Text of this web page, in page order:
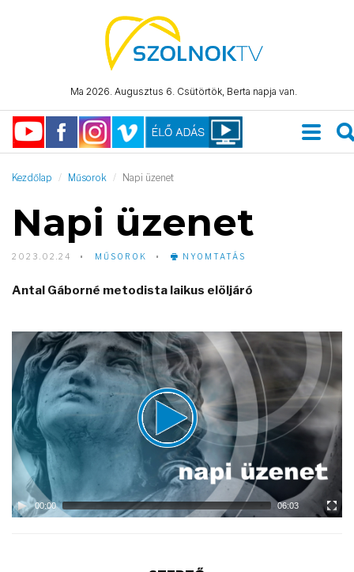
Ma 2026. Augusztus 6. Csütörtök, Berta napja van.
Kezdőlap Műsorok Napi üzenet
Napi üzenet
2023.02.24 MŰSOROK NYOMTATÁS
Antal Gáborné metodista laikus elöljáró
Video
Player
00:00 06:03